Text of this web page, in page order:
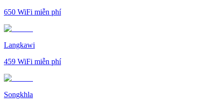
650 WiFi miễn phí
Langkawi
459 WiFi miễn phí
Songkhla